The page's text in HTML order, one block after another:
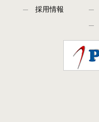
採用情報